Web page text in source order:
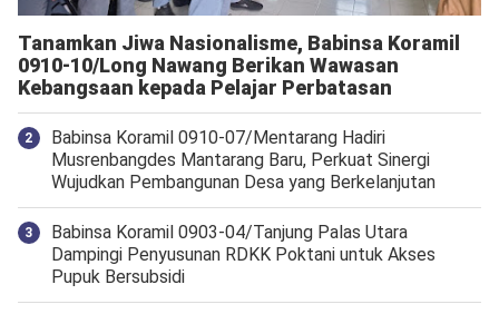
Tanamkan Jiwa Nasionalisme, Babinsa Koramil
0910-10/Long Nawang Berikan Wawasan
Kebangsaan kepada Pelajar Perbatasan
Babinsa Koramil 0910-07/Mentarang Hadiri
Musrenbangdes Mantarang Baru, Perkuat Sinergi
Wujudkan Pembangunan Desa yang Berkelanjutan
‎Babinsa Koramil 0903-04/Tanjung Palas Utara
Dampingi Penyusunan RDKK Poktani untuk Akses
Pupuk Bersubsidi